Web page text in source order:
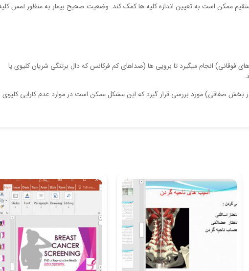
ممکن است به تعیین اندازه کلیه ها کمک کند. وضعیت صحیح بیمار به منظور لمس
فوقانی) انجام میگیرد تا برویی ها (صداهای کم فرکانس که دال برتنگی شریان کلیوی یا
صفاقی) مورد بررسی قرار گیرد که این مشکل ممکن است در موارد عدم کارایی کلیوی